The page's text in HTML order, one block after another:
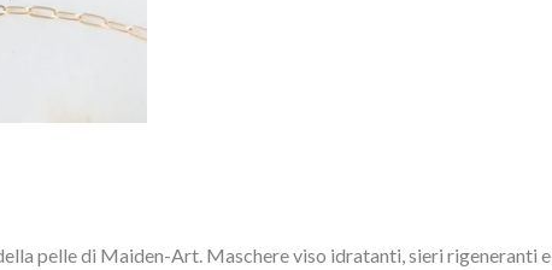
pelle di Maiden-Art. Maschere viso idratanti, sieri rigeneranti e